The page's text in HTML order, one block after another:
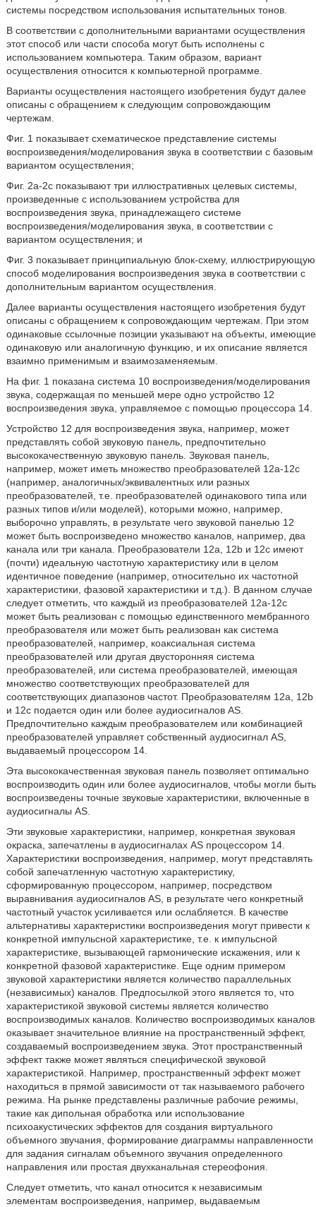
системы посредством использования испытательных тонов.
В соответствии с дополнительными вариантами осуществления
этот способ или части способа могут быть исполнены с
использованием компьютера. Таким образом, вариант
осуществления относится к компьютерной программе.
Варианты осуществления настоящего изобретения будут далее
описаны с обращением к следующим сопровождающим
чертежам.
Фиг. 1 показывает схематическое представление системы
воспроизведения/моделирования звука в соответствии с базовым
вариантом осуществления;
Фиг. 2a-2c показывают три иллюстративных целевых системы,
произведенные с использованием устройства для
воспроизведения звука, принадлежащего системе
воспроизведения/моделирования звука, в соответствии с
вариантом осуществления; и
Фиг. 3 показывает принципиальную блок-схему, иллюстрирующую
способ моделирования воспроизведения звука в соответствии с
дополнительным вариантом осуществления.
Далее варианты осуществления настоящего изобретения будут
описаны с обращением к сопровождающим чертежам. При этом
одинаковые ссылочные позиции указывают на объекты, имеющие
одинаковую или аналогичную функцию, и их описание является
взаимно применимым и взаимозаменяемым.
На фиг. 1 показана система 10 воспроизведения/моделирования
звука, содержащая по меньшей мере одно устройство 12
воспроизведения звука, управляемое с помощью процессора 14.
Устройство 12 для воспроизведения звука, например, может
представлять собой звуковую панель, предпочтительно
высококачественную звуковую панель. Звуковая панель,
например, может иметь множество преобразователей 12a-12c
(например, аналогичных/эквивалентных или разных
преобразователей, т.е. преобразователей одинакового типа или
разных типов и/или моделей), которыми можно, например,
выборочно управлять, в результате чего звуковой панелью 12
может быть воспроизведено множество каналов, например, два
канала или три канала. Преобразователи 12a, 12b и 12c имеют
(почти) идеальную частотную характеристику или в целом
идентичное поведение (например, относительно их частотной
характеристики, фазовой характеристики и т.д.). В данном случае
следует отметить, что каждый из преобразователей 12a-12c
может быть реализован с помощью единственного мембранного
преобразователя или может быть реализован как система
преобразователей, например, коаксиальная система
преобразователей или другая двусторонняя система
преобразователей, или система преобразователей, имеющая
множество соответствующих преобразователей для
соответствующих диапазонов частот. Преобразователям 12a, 12b
и 12c подается один или более аудиосигналов AS.
Предпочтительно каждым преобразователем или комбинацией
преобразователей управляет собственный аудиосигнал AS,
выдаваемый процессором 14.
Эта высококачественная звуковая панель позволяет оптимально
воспроизводить один или более аудиосигналов, чтобы могли быть
воспроизведены точные звуковые характеристики, включенные в
аудиосигналы AS.
Эти звуковые характеристики, например, конкретная звуковая
окраска, запечатлены в аудиосигналах AS процессором 14.
Характеристики воспроизведения, например, могут представлять
собой запечатленную частотную характеристику,
сформированную процессором, например, посредством
выравнивания аудиосигналов AS, в результате чего конкретный
частотный участок усиливается или ослабляется. В качестве
альтернативы характеристики воспроизведения могут привести к
конкретной импульсной характеристике, т.е. к импульсной
характеристике, вызывающей гармонические искажения, или к
конкретной фазовой характеристике. Еще одним примером
звуковой характеристики является количество параллельных
(независимых) каналов. Предпосылкой этого является то, что
характеристикой звуковой системы является количество
воспроизводимых каналов. Количество воспроизводимых каналов
оказывает значительное влияние на пространственный эффект,
создаваемый воспроизведением звука. Этот пространственный
эффект также может являться специфической звуковой
характеристикой. Например, пространственный эффект может
находиться в прямой зависимости от так называемого рабочего
режима. На рынке представлены различные рабочие режимы,
такие как дипольная обработка или использование
психоакустических эффектов для создания виртуального
объемного звучания, формирование диаграммы направленности
для задания сигналам объемного звучания определенного
направления или простая двухканальная стереофония.
Следует отметить, что канал относится к независимым
элементам воспроизведения, например, выдаваемым